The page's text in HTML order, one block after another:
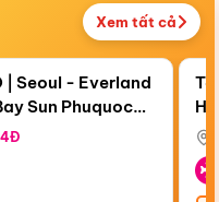
Xem tất cả
Điểm nổi bật
| Seoul - Everland
Sun Phuquoc